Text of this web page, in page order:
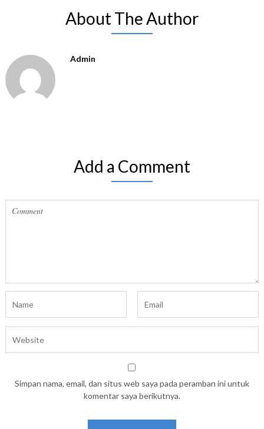
About The Author
Admin
Add a Comment
Simpan nama, email, dan situs web saya pada peramban ini untuk
komentar saya berikutnya.